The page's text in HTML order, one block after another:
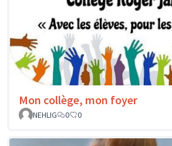
Mon collège, mon foyer
NEHLIG
0 0